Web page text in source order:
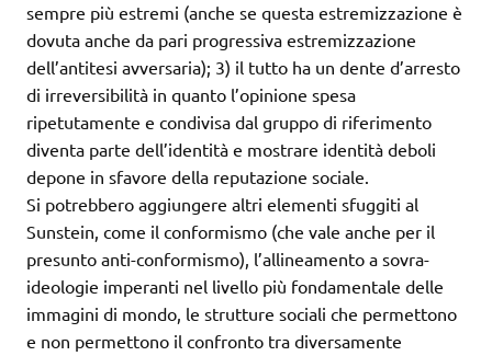
sempre più estremi (anche se questa estremizzazione è
dovuta anche da pari progressiva estremizzazione
dell’antitesi avversaria); 3) il tutto ha un dente d’arresto
di irreversibilità in quanto l’opinione spesa
ripetutamente e condivisa dal gruppo di riferimento
diventa parte dell’identità e mostrare identità deboli
depone in sfavore della reputazione sociale.
Si potrebbero aggiungere altri elementi sfuggiti al
Sunstein, come il conformismo (che vale anche per il
presunto anti-conformismo), l’allineamento a sovra-
ideologie imperanti nel livello più fondamentale delle
immagini di mondo, le strutture sociali che permettono
e non permettono il confronto tra diversamente